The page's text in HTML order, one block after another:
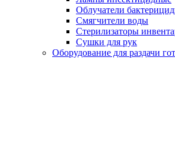
Облучатели
Смягчители воды
Стерилизаторы
Сушки для рук
Оборудование для раздачи